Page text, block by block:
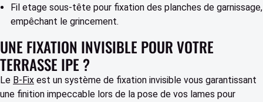
Fil etage sous-tête pour fixation des planches de garnissage,
empêchant le grincement.
UNE FIXATION INVISIBLE POUR VOTRE
TERRASSE IPE ?
Le B-Fix est un système de fixation invisible vous garantissant
une finition impeccable lors de la pose de vos lames pour